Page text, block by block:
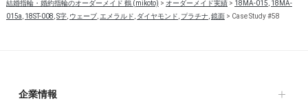
結婚指輪・婚約指輪のオーダーメイド 鶴 (mikoto) > オーダーメイド実績> 18MA-015 18MA-
015a 18ST-008 S字, ウェーブ, エメラルド ダイヤモンド プラチナ 鏡面> Case Study #58
企業情報